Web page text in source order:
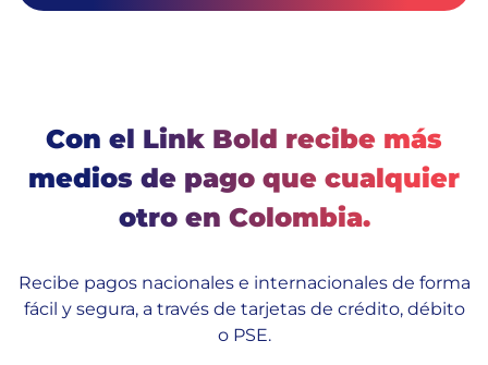
Con el Link Bold recibe más
medios de pago que cualquier
otro en Colombia.
Recibe pagos nacionales e internacionales de forma
fácil y segura, a través de tarjetas de crédito, débito
o PSE.